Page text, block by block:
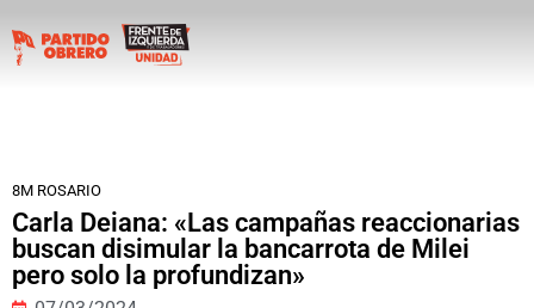
8M ROSARIO
Carla Deiana: «Las campañas reaccionarias
buscan disimular la bancarrota de Milei
pero solo la profundizan»